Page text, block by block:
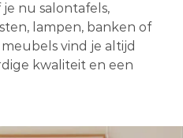
nu salontafels,
lampen, banken of
vind je altijd
kwaliteit en een